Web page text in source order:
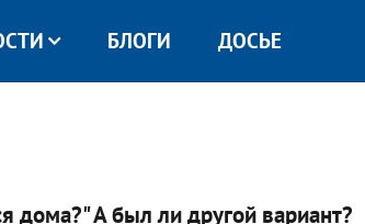
БЛОГИ ДОСЬЕ
дома?" А был ли другой вариант?